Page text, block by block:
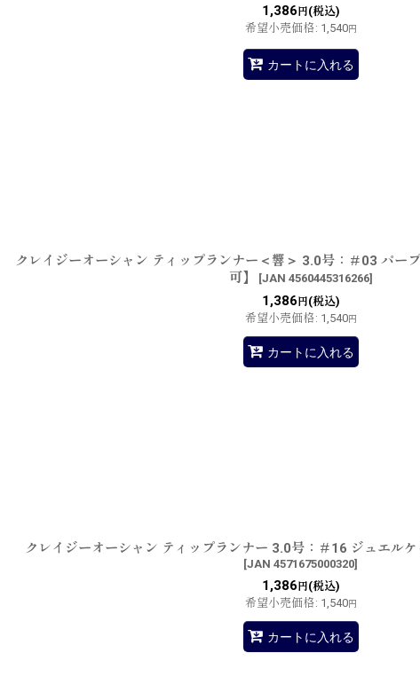
1,386 円(税込)
希望小売価格: 1,540円
カートに入れる
クレイジーオーシャン ティップランナー＜響＞ 3.0号：＃03 パー
可】
[JAN 4560445316266]
1,386 円(税込)
希望小売価格: 1,540円
カートに入れる
クレイジーオーシャン ティップランナー 3.0号：＃16 ジュエルケ
[JAN 4571675000320]
1,386 円(税込)
希望小売価格: 1,540円
カートに入れる